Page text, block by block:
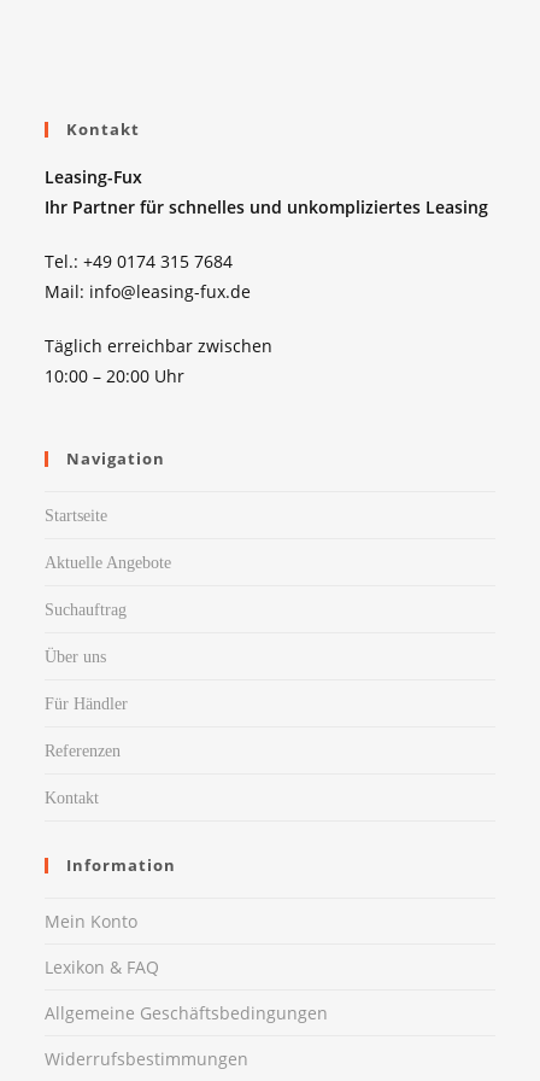
Kontakt
Leasing-Fux
Ihr Partner für schnelles und unkompliziertes Leasing
Tel.: +49 0174 315 7684
Mail: info@leasing-fux.de
Täglich erreichbar zwischen
10:00 – 20:00 Uhr
Navigation
Startseite
Aktuelle Angebote
Suchauftrag
Über uns
Für Händler
Referenzen
Kontakt
Information
Mein Konto
Lexikon & FAQ
Allgemeine Geschäftsbedingungen
Widerrufsbestimmungen